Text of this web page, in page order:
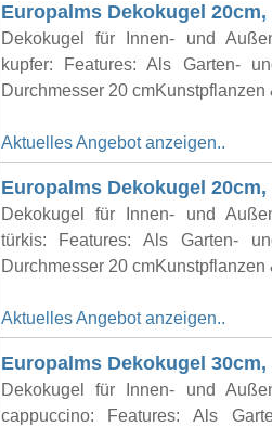
Europalms Dekokugel
Dekokugel für Innen- und
kupfer: Features: Als Garten-
Durchmesser 20
Aktuelles Angebot anzeigen..
Europalms Dekokugel
Dekokugel für Innen- und
türkis: Features: Als Garten-
Durchmesser 20
Aktuelles Angebot anzeigen..
Europalms Dekokugel
Dekokugel für Innen- und
cappuccino: Features: Als